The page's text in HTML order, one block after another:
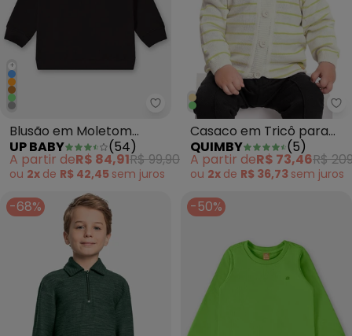
+
Up Baby - Blusão em Moletom
Blusão em Moletom
Infantil Menino Preto
UP BABY (54)
A partir deR$ 84,91R$ 99,90
ou 2x de R$ 42,45 sem juros
Casaco em Tricô para
Bebê Unissex Verde
QUIMBY (5)
A partir deR$ 73,46R$
ou 2x de R$ 36,73 sem juros
-68% -50%